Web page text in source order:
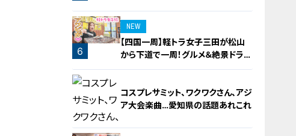
4
6
NEW
【四国一周】軽トラ女子三田が松山
から下道で一周！グルメ＆絶景ドライ
ブ⑳
コスプレサミット、ワクワクさん、アジ
ア大会楽曲…愛知県の話題あれこれ